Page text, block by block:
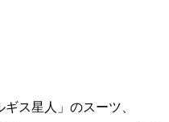
ス星人」のスーツ、